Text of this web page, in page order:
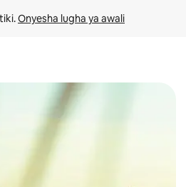
Onyesha lugha ya awali